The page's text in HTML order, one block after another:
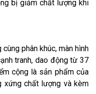
bị giảm chất lượng khi
phân khúc, màn hình
tranh, dao động từ 37
cộng là sản phẩm của
xứng chất lượng và kèm